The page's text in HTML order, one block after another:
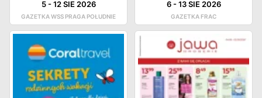
5-12 SIE 2026
GAZETKA WSS PRAGA POŁUDNIE
6-13 SIE 2026
GAZETKA FRAC